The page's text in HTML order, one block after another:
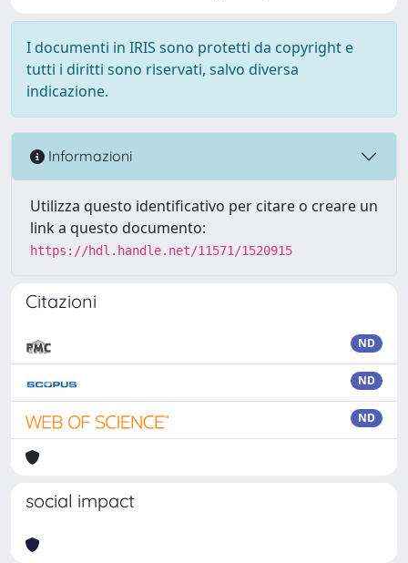
I documenti in IRIS sono protetti da copyright e
tutti i diritti sono riservati, salvo diversa
indicazione.
Informazioni
Utilizza questo identificativo per citare o creare un
link a questo documento:
https://hdl.handle.net/11571/1520915
Citazioni
ND
ND
ND
social impact